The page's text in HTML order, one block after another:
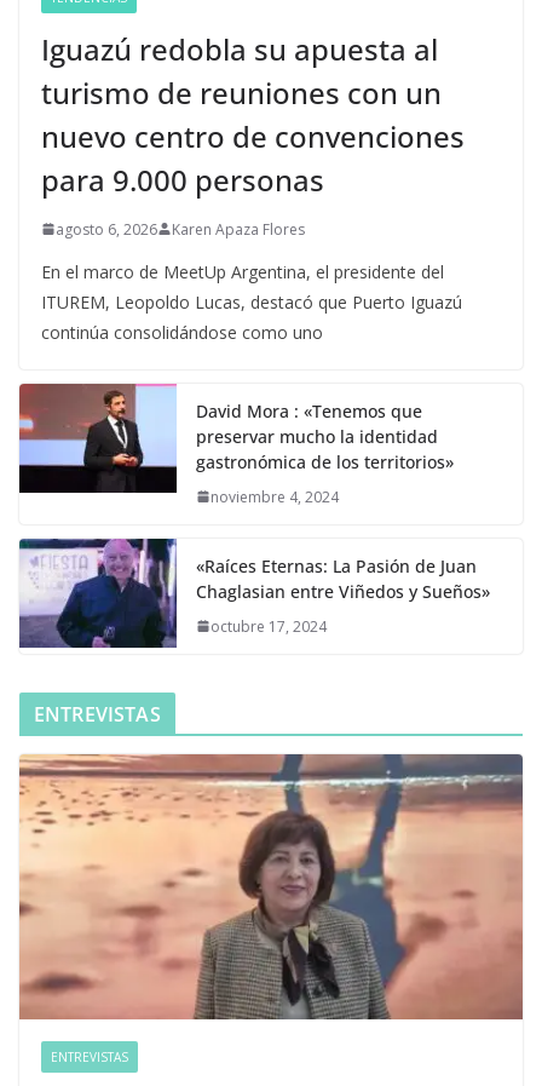
Iguazú redobla su apuesta al
turismo de reuniones con un
nuevo centro de convenciones
para 9.000 personas
agosto 6, 2026 Karen Apaza Flores
En el marco de MeetUp Argentina, el presidente del
ITUREM, Leopoldo Lucas, destacó que Puerto Iguazú
continúa consolidándose como uno
David Mora : «Tenemos que
preservar mucho la identidad
gastronómica de los territorios»
noviembre 4, 2024
«Raíces Eternas: La Pasión de Juan
Chaglasian entre Viñedos y Sueños»
octubre 17, 2024
ENTREVISTAS
ENTREVISTAS